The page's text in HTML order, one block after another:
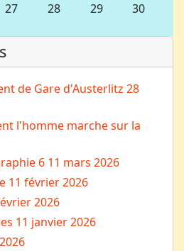
27 28 29
30
de Gare d'Austerlitz 28
l'homme marche sur la
6 11 mars 2026
11 février 2026
2026
11 janvier 2026